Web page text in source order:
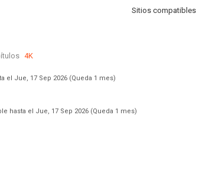
Sitios compatibles
4K
el Jue, 17 Sep 2026 (Queda 1 mes)
hasta el Jue, 17 Sep 2026 (Queda 1 mes)